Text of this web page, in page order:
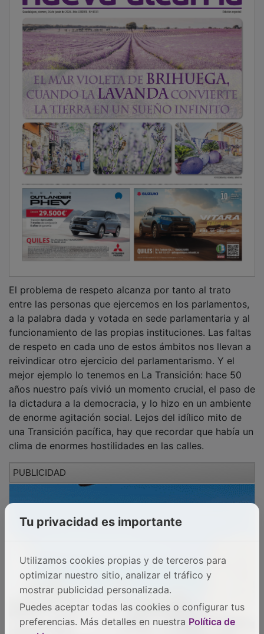
entre las personas que ejercemos en los parlamentos,
a la palabra dada y votada en sede parlamentaria y al
funcionamiento de las propias instituciones. Las faltas
de respeto en cada uno de estos ámbitos nos llevan a
reivindicar otro ejercicio del parlamentarismo. Y el
mejor ejemplo lo tenemos en La Transición: hace 50
años nuestro país vivió un momento crucial, el paso de
la dictadura a la democracia, y lo hizo en un ambiente
de enorme agitación social. Lejos del idílico mito de
una Transición pacífica, hay que recordar que había un
clima de enormes hostilidades en las calles.
Tu privacidad es importante
Utilizamos cookies propias y de terceros para
optimizar nuestro sitio, analizar el tráfico y
mostrar publicidad personalizada.
Puedes aceptar todas las cookies o configurar tus
preferencias. Más detalles en nuestra Política de